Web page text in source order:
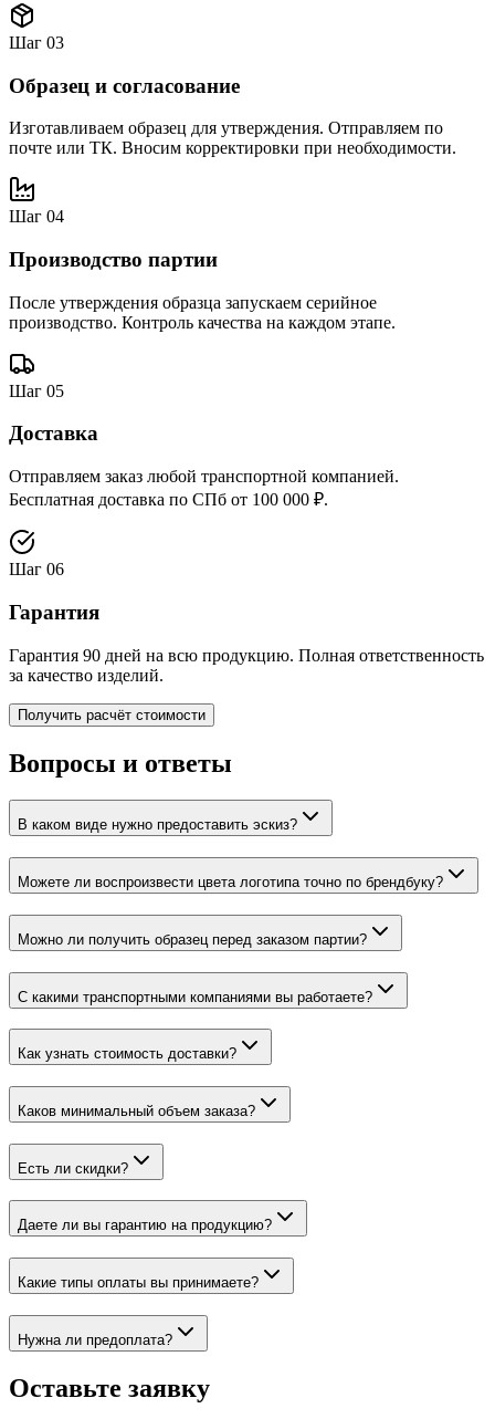
Шаг 03
Образец и согласование
Изготавливаем образец для утверждения. Отправляем по
почте или ТК. Вносим корректировки при необходимости.
Шаг 04
Производство партии
После утверждения образца запускаем серийное
производство. Контроль качества на каждом этапе.
Шаг 05
Доставка
Отправляем заказ любой транспортной компанией.
Бесплатная доставка по СПб от 100 000 ₽.
Шаг 06
Гарантия
Гарантия 90 дней на всю продукцию. Полная ответственность
за качество изделий.
Получить расчёт стоимости
Вопросы и ответы
В каком виде нужно предоставить эскиз?
Можете ли воспроизвести цвета логотипа точно по брендбуку?
Можно ли получить образец перед заказом партии?
С какими транспортными компаниями вы работаете?
Как узнать стоимость доставки?
Каков минимальный объем заказа?
Есть ли скидки?
Даете ли вы гарантию на продукцию?
Какие типы оплаты вы принимаете?
Нужна ли предоплата?
Оставьте заявку